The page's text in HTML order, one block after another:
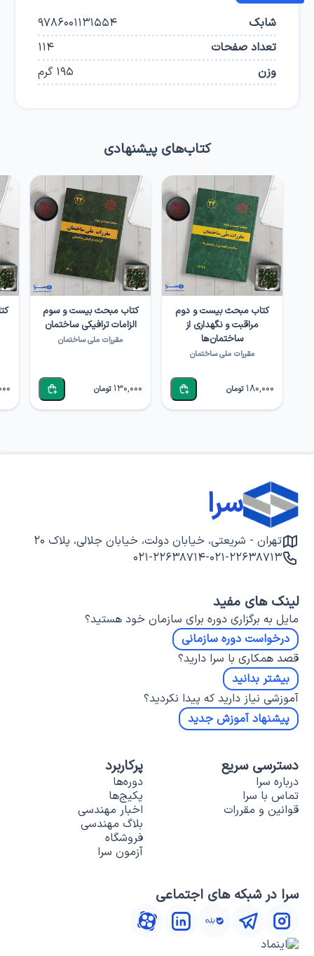
شابک
9786001131554
تعداد صفحات
114
وزن
195 گرم
کتاب‌های پیشنهادی
کتاب مبحث بیست و دوم
مراقبت و نگهداری از
ساختمان‌ها
مقررات ملی ساختمان
180,000 تومان
کتاب مبحث بیست و سوم
الزامات ترافیکی ساختمان
مقررات ملی ساختمان
130,000 تومان
سرا
تهران - شریعتی، خیابان دولت، خیابان جلالی، پلاک ۲۰
۰۲۱-۲۲۶۳۸۷۱۳-۰۲۱-۲۲۶۳۸۷۱۴
لینک های مفید
مایل به برگزاری دوره برای سازمان خود هستید؟
درخواست دوره سازمانی
قصد همکاری با سرا دارید؟
بیشتر بدانید
آموزشی نیاز دارید که پیدا نکردید؟
پیشنهاد آموزش جدید
دسترسی سریع
درباره سرا
تماس با سرا
قوانین و مقررات
پرکاربرد
دوره‌ها
پکیج‌ها
اخبار مهندسی
بلاگ مهندسی
فروشگاه
آزمون سرا
سرا در شبکه های اجتماعی